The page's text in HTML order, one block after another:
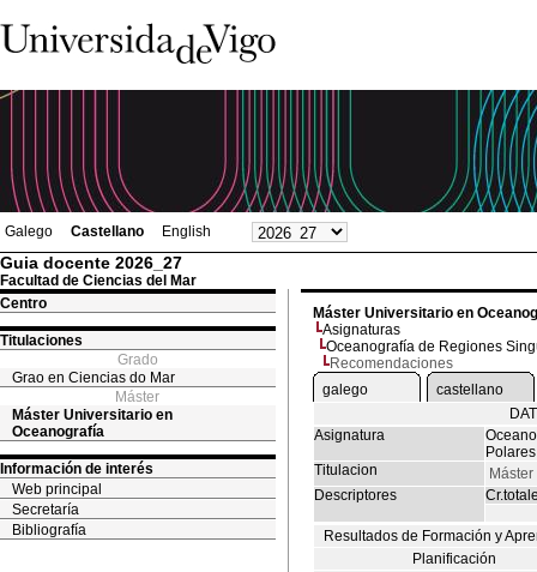
Galego Castellano English
Guia docente 2026_27
Facultad de Ciencias del Mar
Centro
Titulaciones
Grado
Grao en Ciencias do Mar
Máster
Máster Universitario en
Oceanografía
Información de interés
Web principal
Secretaría
Bibliografía
Máster Universitario en
Asignaturas
Oceanografía de Regiones
Recomendaciones
galego
castellano
Asignatura
Titulacion
Descriptores
Resultados de Formación y
Planificación